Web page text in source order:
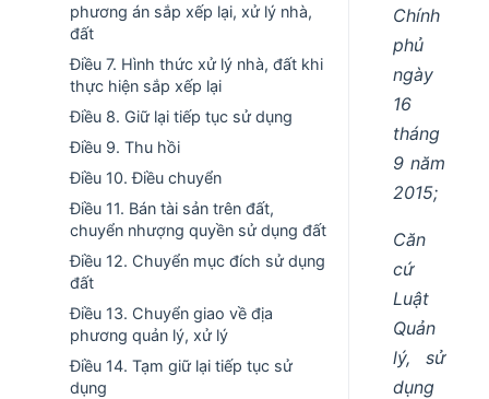
phương án sắp xếp lại, xử lý nhà,
đất
Điều 7. Hình thức xử lý nhà, đất khi
thực hiện sắp xếp lại
Điều 8. Giữ lại tiếp tục sử dụng
Điều 9. Thu hồi
Điều 10. Điều chuyển
Điều 11. Bán tài sản trên đất,
chuyển nhượng quyền sử dụng đất
Điều 12. Chuyển mục đích sử dụng
đất
Điều 13. Chuyển giao về địa
phương quản lý, xử lý
Điều 14. Tạm giữ lại tiếp tục sử
dụng
Chính
phủ
ngày
16
tháng
9 năm
2015;
Căn
cứ
Luật
Quản
lý, sử
dụng